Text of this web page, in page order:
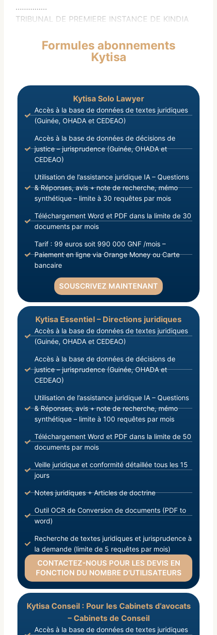
……………
TRIBUNAL DE PREMIERE INSTANCE DE KINDIA
Formules abonnements
Kytisa
Kytisa Solo Lawyer
Accès à la base de données de textes juridiques
(Guinée, OHADA et CEDEAO)
Accès à la base de données de décisions de
justice – jurisprudence (Guinée, OHADA et
CEDEAO)
Utilisation de l’assistance juridique IA – Questions
& Réponses, avis + note de recherche, mémo
synthétique – limite à 30 requêtes par mois
Téléchargement Word et PDF dans la limite de 30
documents par mois
Tarif : 99 euros soit 990 000 GNF /mois –
Paiement en ligne via Orange Money ou Carte
bancaire
SOUSCRIVEZ MAINTENANT
Kytisa Essentiel – Directions juridiques
Accès à la base de données de textes juridiques
(Guinée, OHADA et CEDEAO)
Accès à la base de données de décisions de
justice – jurisprudence (Guinée, OHADA et
CEDEAO)
Utilisation de l’assistance juridique IA – Questions
& Réponses, avis + note de recherche, mémo
synthétique – limite à 100 requêtes par mois
Téléchargement Word et PDF dans la limite de 50
documents par mois
Veille juridique et conformité détaillée tous les 15
jours
Notes juridiques + Articles de doctrine
Outil OCR de Conversion de documents (PDF to
word)
Recherche de textes juridiques et jurisprudence à
la demande (limite de 5 requêtes par mois)
CONTACTEZ-NOUS POUR LES DEVIS EN
FONCTION DU NOMBRE D’UTILISATEURS
Kytisa Conseil : Pour les Cabinets d’avocats
– Cabinets de Conseil
Accès à la base de données de textes juridiques